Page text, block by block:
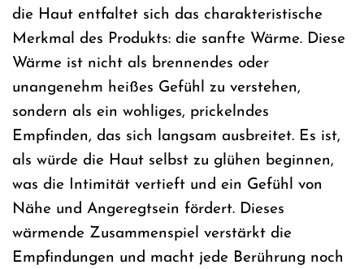
die Haut entfaltet sich das charakteristische
Merkmal des Produkts: die sanfte Wärme. Diese
Wärme ist nicht als brennendes oder
unangenehm heißes Gefühl zu verstehen,
sondern als ein wohliges, prickelndes
Empfinden, das sich langsam ausbreitet. Es ist,
als würde die Haut selbst zu glühen beginnen,
was die Intimität vertieft und ein Gefühl von
Nähe und Angeregtsein fördert. Dieses
wärmende Zusammenspiel verstärkt die
Empfindungen und macht jede Berührung noch